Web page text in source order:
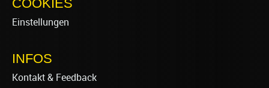
COOKIES
Einstellungen
INFOS
Kontakt & Feedback